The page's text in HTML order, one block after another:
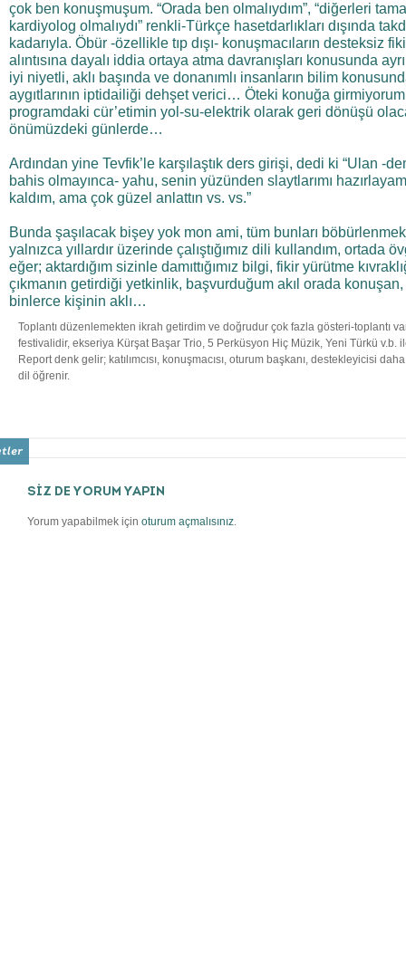
çok ben konuşmuşum. “Orada ben olmalıydım”, “diğerleri
kardiyolog olmalıydı” renkli-Türkçe hasetdarlıkları dışında
kadarıyla. Öbür -özellikle tıp dışı- konuşmacıların desteksiz
alıntısına dayalı iddia ortaya atma davranışları konusunda
iyi niyetli, aklı başında ve donanımlı insanların bilim
aygıtlarının iptidailiği dehşet verici… Öteki konuğa
programdaki cür’etimin yol-su-elektrik olarak geri dönüşü
önümüzdeki günlerde…
Ardından yine Tevfik’le karşılaştık ders girişi, dedi ki “Ulan -
bahis olmayınca- yahu, senin yüzünden slaytlarımı
kaldım, ama çok güzel anlattın vs. vs.”
Bunda şaşılacak bişey yok mon ami, tüm bunları
yalnızca yıllardır üzerinde çalıştığımız dili kullandım, ortada
eğer; aktardığım sizinle damıttığımız bilgi, fikir yürütme
çıkmanın getirdiği yetkinlik, başvurduğum akıl orada
binlerce kişinin aklı…
Toplantı düzenlemekten ikrah getirdim ve doğrudur çok fazla gösteri-toplantı
festivalidir, ekseriya Kürşat Başar Trio, 5 Perküsyon Hiç Müzik, Yeni Türkü v.b.
Report denk gelir; katılımcısı, konuşmacısı, oturum başkanı, destekleyicisi
dil öğrenir.
SİZ DE YORUM YAPIN
Yorum yapabilmek için oturum açmalısınız.